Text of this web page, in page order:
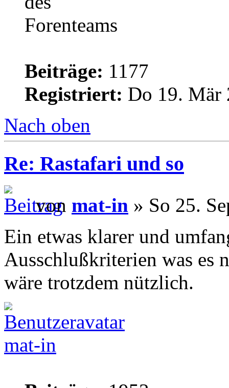
Beiträge: 1177
Registriert: Do 19. Mär
Nach oben
Re: Rastafari und so
von mat-in » So 25.
Ein etwas klarer und
Ausschlußkriterien was es
wäre trotzdem nützlich.
mat-in